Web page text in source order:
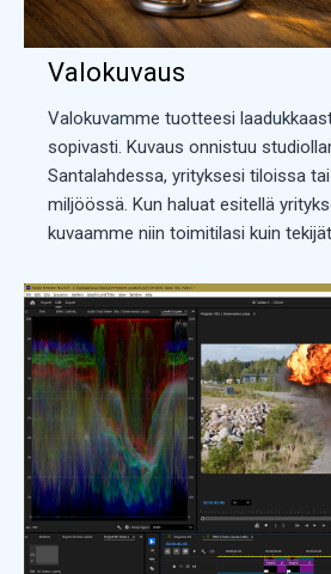
Valokuvaus
Valokuvamme tuotteesi
sopivasti. Kuvaus onnistuu
Santalahdessa, yrityksesi tiloissa
miljöössä. Kun haluat esitellä
kuvaamme niin toimitilasi kuin